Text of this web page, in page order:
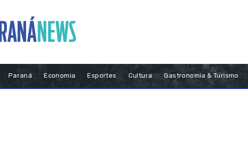
Paraná Economia Esportes Cultura Gastronomia & Turismo